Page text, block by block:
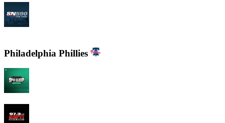
Philadelphia Phillies